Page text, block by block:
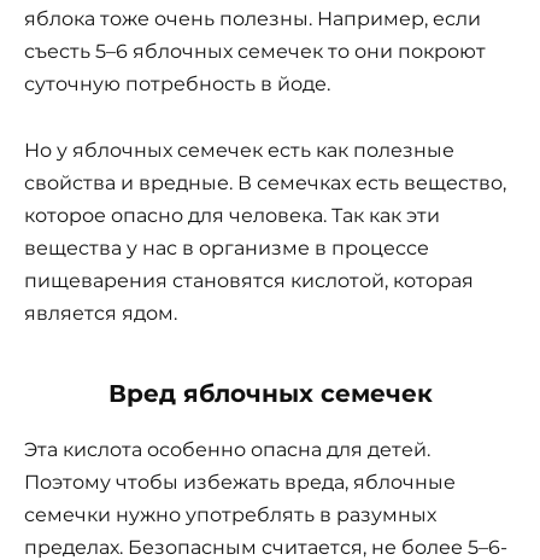
яблока тоже очень полезны. Например, если
съесть 5–6 яблочных семечек то они покроют
суточную потребность в йоде.
Но у яблочных семечек есть как полезные
свойства и вредные. В семечках есть вещество,
которое опасно для человека. Так как эти
вещества у нас в организме в процессе
пищеварения становятся кислотой, которая
является ядом.
Вред яблочных семечек
Эта кислота особенно опасна для детей.
Поэтому чтобы избежать вреда, яблочные
семечки нужно употреблять в разумных
пределах. Безопасным считается, не более 5–6-